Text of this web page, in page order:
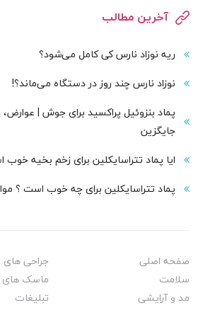
آخرین مطالب
ریه نوزاد نارس کی کامل می‌شود؟
نوزاد نارس چند روز در دستگاه می‌ماند؟!
پماد بنزوئیل پراکسید برای جوش | عوارض،
جایگزین
ایا پماد تتراسایکلین برای زخم بخیه
پماد تتراسایکلین برای چه خوب است ؟
صفحه اصلی
جراحی های
سلامت
ماسک های
مد و آرایشی
تبلیغات